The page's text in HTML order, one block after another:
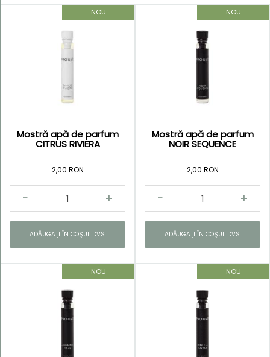
NOU
Mostră apă de parfum
CITRUS RIVIERA
2,00 RON
ADĂUGAŢI ÎN COŞUL DVS.
NOU
Mostră apă de parfum
NOIR SEQUENCE
2,00 RON
ADĂUGAŢI ÎN COŞUL DVS.
NOU NOU
Kategorie
parfum